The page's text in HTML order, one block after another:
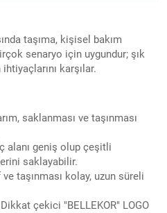
taşıma, kişisel bakım
senaryo için uygundur; şık
karşılar.
saklanması ve taşınması
alanı geniş olup çeşitli
saklayabilir.
taşınması kolay, uzun süreli
çekici "BELLEKOR" LOGO